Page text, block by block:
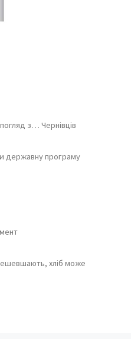
з… Чернівців
державну програму
хліб може